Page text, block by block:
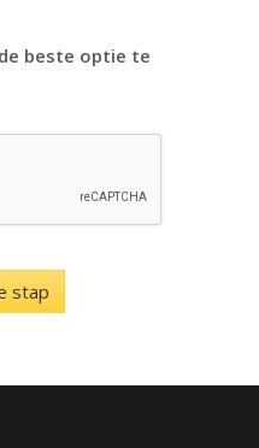
beste optie te